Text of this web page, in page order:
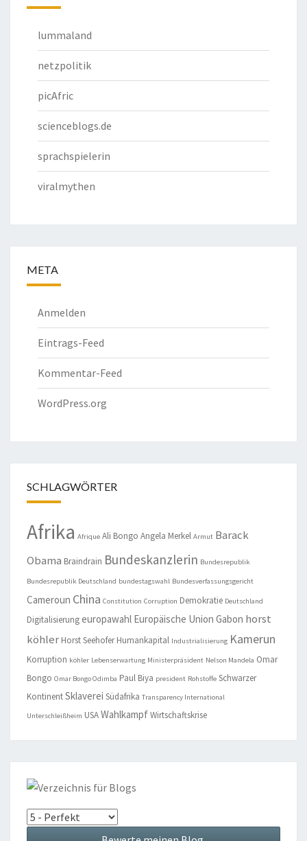
lummaland
netzpolitik
picAfric
scienceblogs.de
sprachspielerin
viralmythen
META
Anmelden
Eintrags-Feed
Kommentar-Feed
WordPress.org
SCHLAGWÖRTER
Afrika Afrique Ali Bongo Angela Merkel Armut Barack
Obama Braindrain Bundeskanzlerin Bundesrepublik
Bundesrepublik Deutschland bundestagswahl Bundesverfassungsgericht
Cameroun China Constitution Corruption Demokratie Deutschland
Digitalisierungeuropawahl Europäische Union Gabon horst
köhler Horst Seehofer Humankapital Industrialisierung Kamerun
Korruption köhler Lebenserwartung Ministerpräsident Nelson Mandela Omar
Bongo Omar Bongo Odimba Paul Biya president Rohstoffe Schwarzer
KontinentSklaverei Südafrika Transparency International
Unterschleißheim USAWahlkampfWirtschaftskrise